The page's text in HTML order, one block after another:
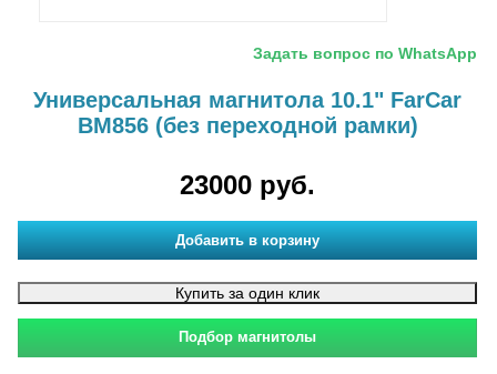
Задать вопрос по WhatsApp
Универсальная магнитола 10.1" FarCar
BM856 (без переходной рамки)
23000 руб.